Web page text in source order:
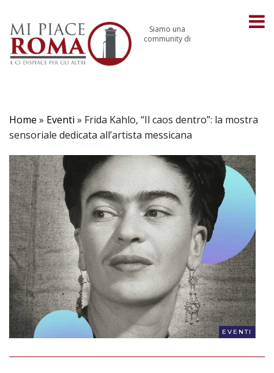
Siamo una
community di
Home » Eventi » Frida Kahlo, “Il caos dentro”: la mostra
sensoriale dedicata all’artista messicana
EVENTI